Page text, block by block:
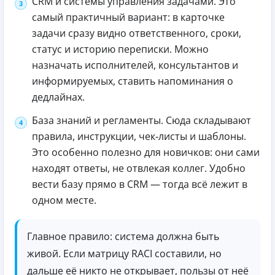
самый практичный вариант: в карточке
задачи сразу видно ответственного, сроки,
статус и историю переписки. Можно
назначать исполнителей, консультантов и
информируемых, ставить напоминания о
дедлайнах.
База знаний и регламенты. Сюда складывают
правила, инструкции, чек‑листы и шаблоны.
Это особенно полезно для новичков: они сами
находят ответы, не отвлекая коллег. Удобно
вести базу прямо в CRM — тогда всё лежит в
одном месте.
Главное правило: система должна быть
живой. Если матрицу RACI составили, но
дальше её никто не открывает, пользы от неё